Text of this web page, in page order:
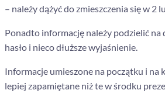
– należy dążyć do zmieszczenia się w 2
Ponadto informację należy podzielić
hasło i nieco dłuższe wyjaśnienie.
Informacje umieszone na początku i na
lepiej zapamiętane niż te w środku